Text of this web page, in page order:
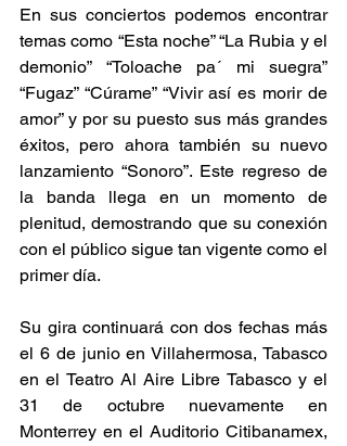
En sus conciertos podemos encontrar
temas como “Esta noche” “La Rubia y el
demonio” “Toloache pa´ mi suegra”
“Fugaz” “Cúrame” “Vivir así es morir de
amor” y por su puesto sus más grandes
éxitos, pero ahora también su nuevo
lanzamiento “Sonoro”. Este regreso de
la banda llega en un momento de
plenitud, demostrando que su conexión
con el público sigue tan vigente como el
primer día.
Su gira continuará con dos fechas más
el 6 de junio en Villahermosa, Tabasco
en el Teatro Al Aire Libre Tabasco y el
31 de octubre nuevamente en
Monterrey en el Auditorio Citibanamex,